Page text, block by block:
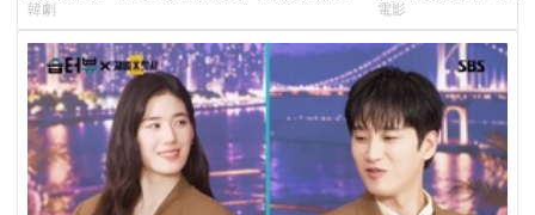
光，9月12日首播引期待
韓劇
曲《Love Is》超
電影